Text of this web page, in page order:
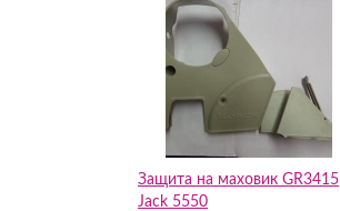
Защита на маховик GR3415
Jack 5550